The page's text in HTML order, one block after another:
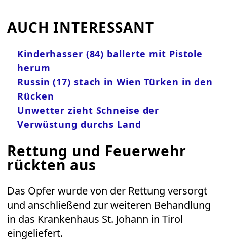
AUCH INTERESSANT
Kinderhasser (84) ballerte mit Pistole
herum
Russin (17) stach in Wien Türken in den
Rücken
Unwetter zieht Schneise der
Verwüstung durchs Land
Rettung und Feuerwehr
rückten aus
Das Opfer wurde von der Rettung versorgt
und anschließend zur weiteren Behandlung
in das Krankenhaus St. Johann in Tirol
eingeliefert.